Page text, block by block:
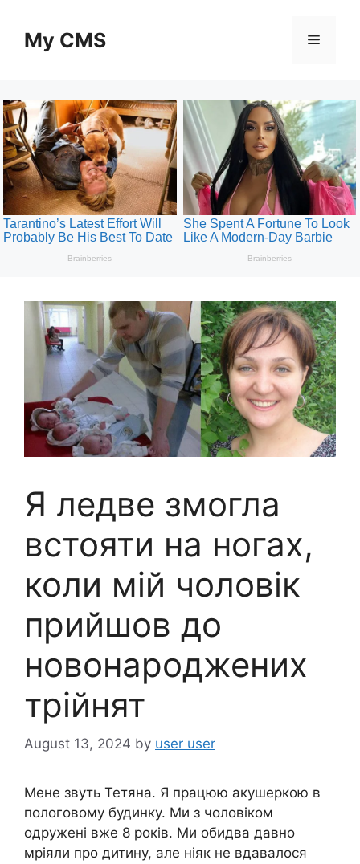
contentMy CMS Menu
Я ледве змогла
встояти на ногах,
коли мій чоловік
прийшов до
новонароджених
трійнят
August 13, 2024 by user user
Мене звуть Тетяна. Я працюю акушеркою в
пологовому будинку. Ми з чоловіком
одружені вже 8 років. Ми обидва давно
мріяли про дитину, але ніяк не вдавалося